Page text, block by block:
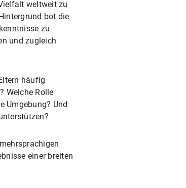
weltweit zu
bot die
zu
und zugleich
häufig
Welche Rolle
Umgebung? Und
einer breiten